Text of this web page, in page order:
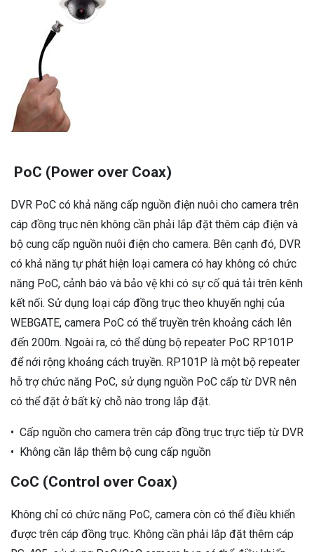
PoC (Power over Coax)
DVR PoC có khả năng cấp nguồn điện nuôi cho camera trên
cáp đồng trục nên không cần phải lắp đặt thêm cáp điện và
bộ cung cấp nguồn nuôi điện cho camera. Bên cạnh đó, DVR
có khả năng tự phát hiện loại camera có hay không có chức
năng PoC, cảnh báo và bảo vệ khi có sự cố quá tải trên kênh
kết nối. Sử dụng loại cáp đồng trục theo khuyến nghị của
WEBGATE, camera PoC có thể truyền trên khoảng cách lên
đến 200m. Ngoài ra, có thể dùng bộ repeater PoC RP101P
để nới rộng khoảng cách truyền. RP101P là một bộ repeater
hỗ trợ chức năng PoC, sử dụng nguồn PoC cấp từ DVR nên
có thể đặt ở bất kỳ chỗ nào trong lắp đặt.
• Cấp nguồn cho camera trên cáp đồng trục trực tiếp từ DVR
• Không cần lắp thêm bộ cung cấp nguồn
CoC (Control over Coax)
Không chỉ có chức năng PoC, camera còn có thể điều khiển
được trên cáp đồng trục. Không cần phải lắp đặt thêm cáp